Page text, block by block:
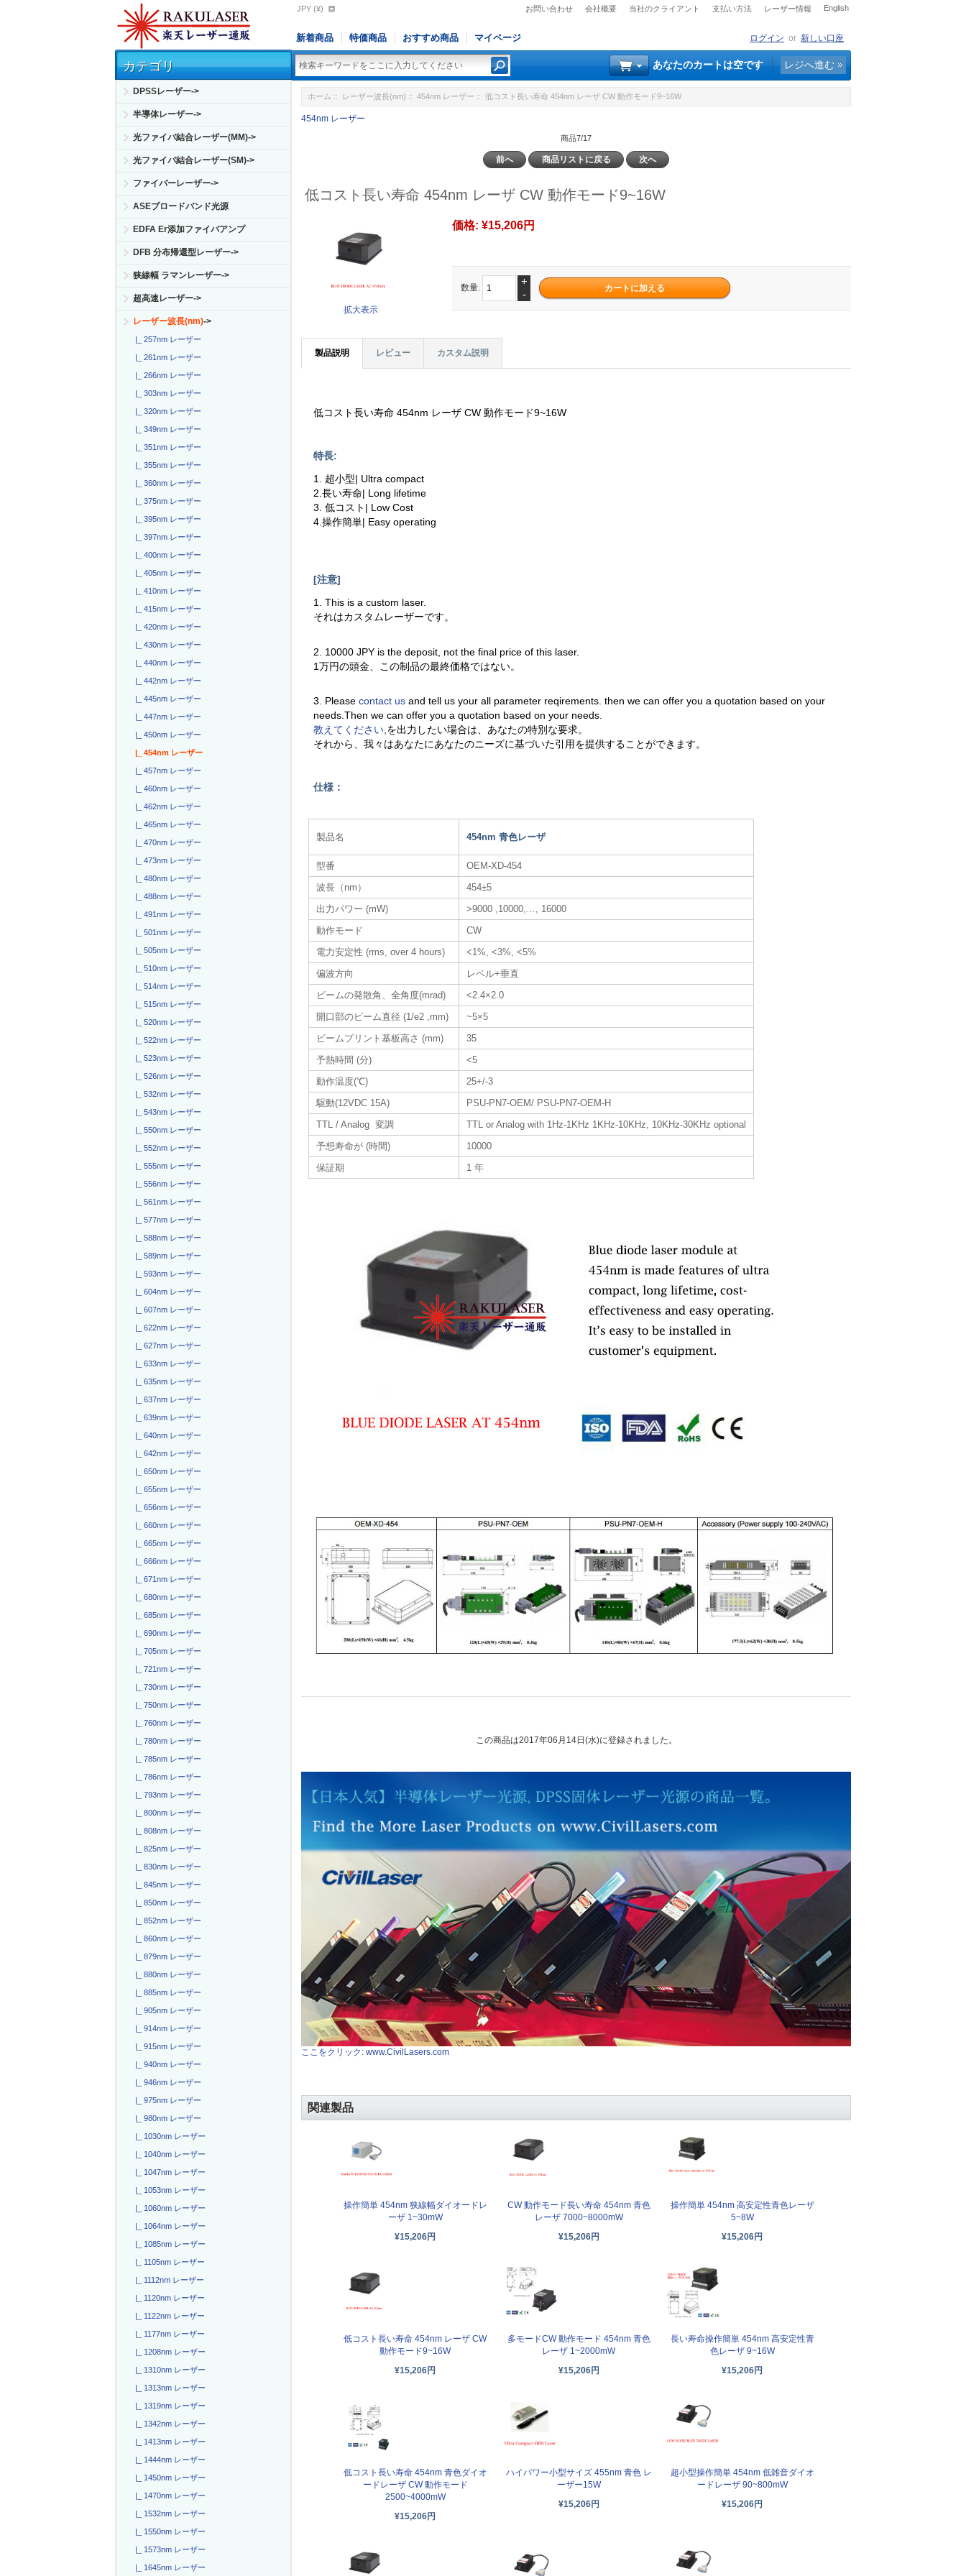
お問い合わせ 会社概要 当社のクライアント 支払い方法 レーザー情報 English
JPY (¥)
新着商品 特価商品 おすすめ商品 マイページ ログイン or 新しい口座
あなたのカートは空です レジへ進む
カテゴリ
DPSSレーザー->
半導体レーザー->
光ファイバ結合レーザー(MM)->
光ファイバ結合レーザー(SM)->
ファイバーレーザー->
ASEブロードバンド光源
EDFA Er添加ファイバアンプ
DFB 分布帰還型レーザー->
狭線幅 ラマンレーザー->
超高速レーザー->
レーザー波長(nm)->
|_ 257nm レーザー
|_ 261nm レーザー
|_ 266nm レーザー
|_ 303nm レーザー
|_ 320nm レーザー
|_ 349nm レーザー
|_ 351nm レーザー
|_ 355nm レーザー
|_ 360nm レーザー
|_ 375nm レーザー
|_ 395nm レーザー
|_ 397nm レーザー
|_ 400nm レーザー
|_ 405nm レーザー
|_ 410nm レーザー
|_ 415nm レーザー
|_ 420nm レーザー
|_ 430nm レーザー
|_ 440nm レーザー
|_ 442nm レーザー
|_ 445nm レーザー
|_ 447nm レーザー
|_ 450nm レーザー
|_ 454nm レーザー
|_ 457nm レーザー
|_ 460nm レーザー
|_ 462nm レーザー
|_ 465nm レーザー
|_ 470nm レーザー
|_ 473nm レーザー
|_ 480nm レーザー
|_ 488nm レーザー
|_ 491nm レーザー
|_ 501nm レーザー
|_ 505nm レーザー
|_ 510nm レーザー
|_ 514nm レーザー
|_ 515nm レーザー
|_ 520nm レーザー
|_ 522nm レーザー
|_ 523nm レーザー
|_ 526nm レーザー
|_ 532nm レーザー
|_ 543nm レーザー
|_ 550nm レーザー
|_ 552nm レーザー
|_ 555nm レーザー
|_ 556nm レーザー
|_ 561nm レーザー
|_ 577nm レーザー
|_ 588nm レーザー
|_ 589nm レーザー
|_ 593nm レーザー
|_ 604nm レーザー
|_ 607nm レーザー
|_ 622nm レーザー
|_ 627nm レーザー
|_ 633nm レーザー
|_ 635nm レーザー
|_ 637nm レーザー
|_ 639nm レーザー
|_ 640nm レーザー
|_ 642nm レーザー
|_ 650nm レーザー
|_ 655nm レーザー
|_ 656nm レーザー
|_ 660nm レーザー
|_ 665nm レーザー
|_ 666nm レーザー
|_ 671nm レーザー
|_ 680nm レーザー
|_ 685nm レーザー
|_ 690nm レーザー
|_ 705nm レーザー
|_ 721nm レーザー
|_ 730nm レーザー
|_ 750nm レーザー
|_ 760nm レーザー
|_ 780nm レーザー
|_ 785nm レーザー
|_ 786nm レーザー
|_ 793nm レーザー
|_ 800nm レーザー
|_ 808nm レーザー
|_ 825nm レーザー
|_ 830nm レーザー
|_ 845nm レーザー
|_ 850nm レーザー
|_ 852nm レーザー
|_ 860nm レーザー
|_ 879nm レーザー
|_ 880nm レーザー
|_ 885nm レーザー
|_ 905nm レーザー
|_ 914nm レーザー
|_ 915nm レーザー
|_ 940nm レーザー
|_ 946nm レーザー
|_ 975nm レーザー
|_ 980nm レーザー
|_ 1030nm レーザー
|_ 1040nm レーザー
|_ 1047nm レーザー
|_ 1053nm レーザー
|_ 1060nm レーザー
|_ 1064nm レーザー
|_ 1085nm レーザー
|_ 1105nm レーザー
|_ 1112nm レーザー
|_ 1120nm レーザー
|_ 1122nm レーザー
|_ 1177nm レーザー
|_ 1208nm レーザー
|_ 1310nm レーザー
|_ 1313nm レーザー
|_ 1319nm レーザー
|_ 1342nm レーザー
|_ 1413nm レーザー
|_ 1444nm レーザー
|_ 1450nm レーザー
|_ 1470nm レーザー
|_ 1532nm レーザー
|_ 1550nm レーザー
|_ 1573nm レーザー
|_ 1645nm レーザー
ホーム :: レーザー波長(nm) ::454nm レーザー :: 低コスト長い寿命 454nm レーザ CW 動作モード9~16W
454nm レーザー
商品7/17
前へ 商品リストに戻る 次へ
低コスト長い寿命 454nm レーザ CW 動作モード9~16W
拡大表示
価格:¥15,206円
数量.
+
-
製品説明 レビュー カスタム説明
低コスト長い寿命 454nm レーザ CW 動作モード9~16W
特長:
1. 超小型| Ultra compact
2.長い寿命| Long lifetime
3. 低コスト| Low Cost
4.操作簡単| Easy operating
[注意]
1. This is a custom laser.
それはカスタムレーザーです。
2. 10000 JPY is the deposit, not the final price of this laser.
1万円の頭金、この制品の最終価格ではない。
3. Pleasecontact usand tell us your all parameter reqirements. then we can offer you a quotation based on your
needs.Then we can offer you a quotation based on your needs.
教えてください,を出力したい場合は、あなたの特別な要求。
それから、我々はあなたにあなたのニーズに基づいた引用を提供することができます。
仕様：
製品名 454nm 青色レーザ​
型番
OEM-XD-454
波長（nm）
454±5
出力パワー (mW)
>9000 ,10000,…, 16000
動作モード
CW
電力安定性 (rms, over 4 hours)
<1%, <3%, <5%
偏波方向
レベル+垂直
ビームの発散角、全角度(mrad)
<2.4×2.0
開口部のビーム直径 (1/e2 ,mm)
~5×5
ビームプリント基板高さ (mm)
35
予熱時間 (分)
<5
動作温度(℃)
25+/-3
駆動(12VDC 15A)
PSU-PN7-OEM/ PSU-PN7-OEM-H
TTL / Analog 変調
TTL or Analog with 1Hz-1KHz 1KHz-10KHz, 10KHz-30KHz optional
予想寿命が (時間)
10000
保証期
1 年
この商品は2017年06月14日(水)に登録されました。
ここをクリック: www.CivilLasers.com
関連製品
操作簡単 454nm 狭線幅ダイオードレ
ーザ 1~30mW
¥15,206円
CW 動作モード長い寿命 454nm 青色
レーザ 7000~8000mW
¥15,206円
操作簡単 454nm 高安定性青色レーザ
5~8W
¥15,206円
低コスト長い寿命 454nm レーザ CW
動作モード9~16W
¥15,206円
多モードCW 動作モード 454nm 青色
レーザ 1~2000mW
¥15,206円
長い寿命操作簡単 454nm 高安定性青
色レーザ 9~16W
¥15,206円
低コスト長い寿命 454nm 青色ダイオ
ードレーザ CW 動作モード
2500~4000mW
¥15,206円
ハイパワー小型サイズ 455nm 青色 レ
ーザー15W
¥15,206円
超小型操作簡単 454nm 低雑音ダイオ
ードレーザ 90~800mW
¥15,206円